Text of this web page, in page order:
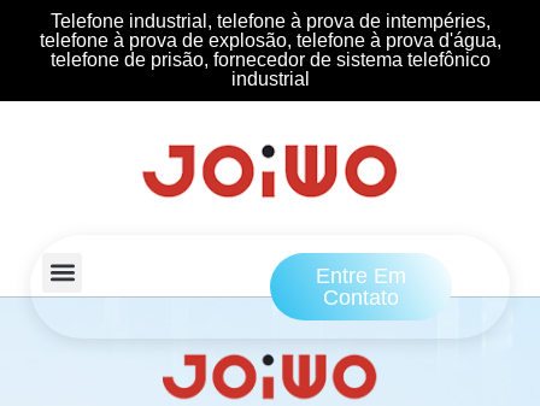
Telefone industrial, telefone à prova de intempéries,
telefone à prova de explosão, telefone à prova d'água,
telefone de prisão, fornecedor de sistema telefônico
industrial
Entre Em
Contato